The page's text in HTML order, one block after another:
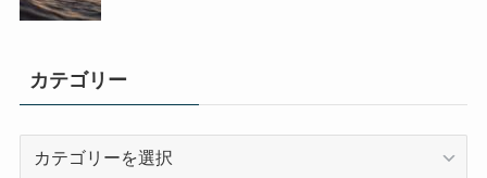
カテゴリー